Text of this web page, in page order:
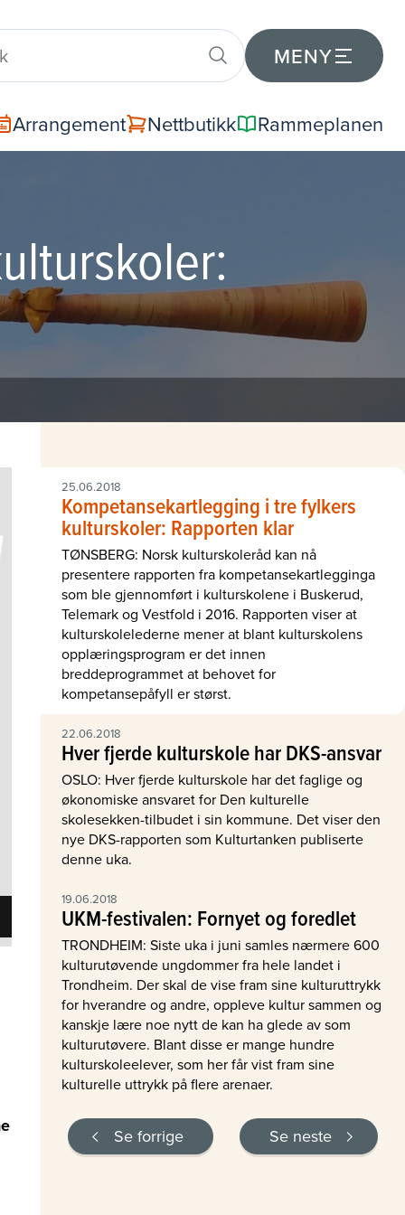
MENY
Arrangement Nettbutikk Rammeplanen
25.06.2018
Kompetansekartlegging i tre fylkers
kulturskoler: Rapporten klar
TØNSBERG: Norsk kulturskoleråd kan nå
presentere rapporten fra kompetansekartlegginga
som ble gjennomført i kulturskolene i Buskerud,
Telemark og Vestfold i 2016. Rapporten viser at
kulturskolelederne mener at blant kulturskolens
opplæringsprogram er det innen
breddeprogrammet at behovet for
kompetansepåfyll er størst.
22.06.2018
Hver fjerde kulturskole har DKS-ansvar
OSLO: Hver fjerde kulturskole har det faglige og
økonomiske ansvaret for Den kulturelle
skolesekken-tilbudet i sin kommune. Det viser den
nye DKS-rapporten som Kulturtanken publiserte
denne uka.
19.06.2018
UKM-festivalen: Fornyet og foredlet
TRONDHEIM: Siste uka i juni samles nærmere 600
kulturutøvende ungdommer fra hele landet i
Trondheim. Der skal de vise fram sine kulturuttrykk
for hverandre og andre, oppleve kultur sammen og
kanskje lære noe nytt de kan ha glede av som
kulturutøvere. Blant disse er mange hundre
kulturskoleelever, som her får vist fram sine
kulturelle uttrykk på flere arenaer.
Se forrige Se neste